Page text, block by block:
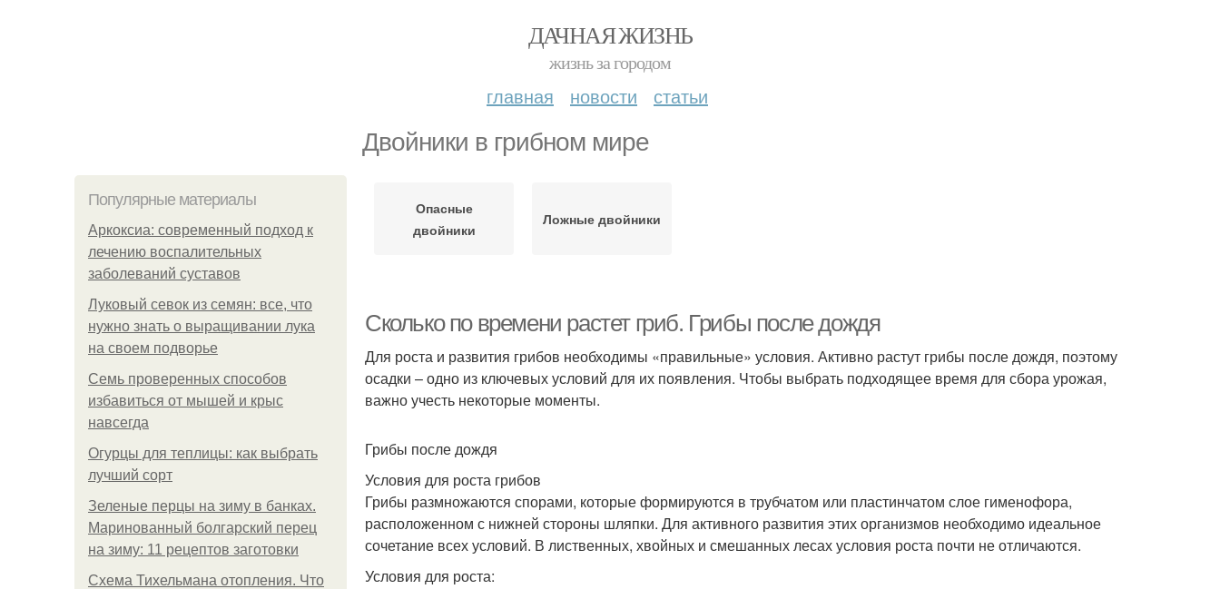
ДАЧНАЯ ЖИЗНЬ
жизнь за городом
главная новости статьи
Двойники в грибном мире
Популярные материалы
Аркоксиа: современный подход к
лечению воспалительных
заболеваний суставов
Луковый севок из семян: все, что
нужно знать о выращивании лука
на своем подворье
Семь проверенных способов
избавиться от мышей и крыс
навсегда
Огурцы для теплицы: как выбрать
лучший сорт
Зеленые перцы на зиму в банках.
Маринованный болгарский перец
на зиму: 11 рецептов заготовки
Схема Тихельмана отопления. Что
Опасные
двойники
Ложные двойники
Сколько по времени растет гриб. Грибы после дождя
Для роста и развития грибов необходимы «правильные» условия. Активно растут грибы после дождя, поэтому
осадки – одно из ключевых условий для их появления. Чтобы выбрать подходящее время для сбора урожая,
важно учесть некоторые моменты.
Грибы после дождя
Условия для роста грибов
Грибы размножаются спорами, которые формируются в трубчатом или пластинчатом слое гименофора,
расположенном с нижней стороны шляпки. Для активного развития этих организмов необходимо идеальное
сочетание всех условий. В лиственных, хвойных и смешанных лесах условия роста почти не отличаются.
Условия для роста: